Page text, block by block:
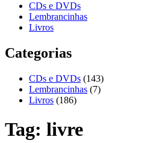
CDs e DVDs
Lembrancinhas
Livros
Categorias
CDs e DVDs (143)
Lembrancinhas (7)
Livros (186)
Tag: livre